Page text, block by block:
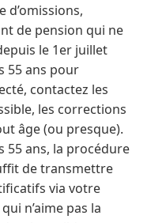
d’omissions,
de pension qui ne
le 1er juillet
55 ans pour
contactez les
les corrections
âge (ou presque).
55 ans, la procédure
de transmettre
via votre
n’aime pas la